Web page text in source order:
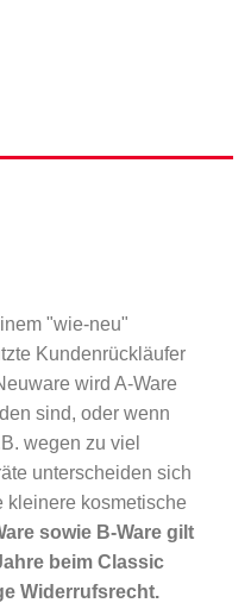
"wie-neu"
Kundenrückläufer
wird A-Ware
sind, oder wenn
wegen zu viel
unterscheiden sich
kleinere kosmetische
sowie B-Ware gilt
beim Classic
Widerrufsrecht.